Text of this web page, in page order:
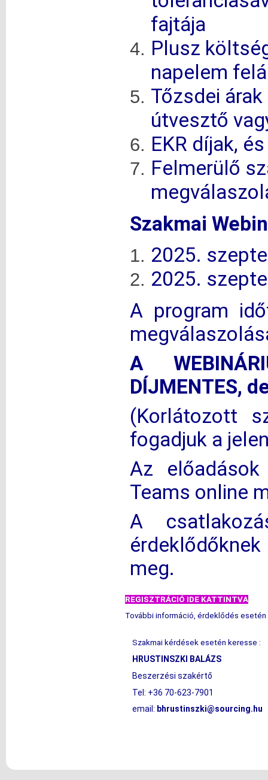
fajtája
Plusz
napelem
Tőzsdei
útvesztő
EKR díjak,
Felmerülő
Szakmai
2025.
2025.
A program
A
DÍJMENTES,
(Korlátozott
fogadjuk a
Az
Teams online
A
meg.
REGISZTRÁCIÓ IDE KATTINTVA
További információ, érdeklődés
Szakmai kérdések esetén keresse :
HRUSTINSZKI BALÁZS
Beszerzési szakértő
Tel: +36 70-623-7901
email: bhrustinszki@sourcing.hu